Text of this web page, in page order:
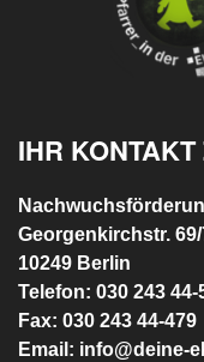
IHR
Georgenkirchstr.
10249 Berlin
Telefon: 030 243 44-
Fax: 030 243 44-479
Email: info@deine-